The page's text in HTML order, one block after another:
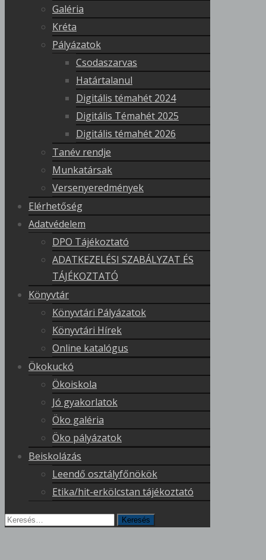
Galéria
Kréta
Pályázatok
Csodaszarvas
Határtalanul
Digitális témahét 2024
Digitális Témahét 2025
Digitális témahét 2026
Tanév rendje
Munkatársak
Versenyeredmények
Elérhetőség
Adatvédelem
DPO Tájékoztató
ADATKEZELÉSI SZABÁLYZAT ÉS
TÁJÉKOZTATÓ
Könyvtár
Könyvtári Pályázatok
Könyvtári Hírek
Online katalógus
Ökokuckó
Ökoiskola
Jó gyakorlatok
Öko galéria
Öko pályázatok
Beiskolázás
Leendő osztályfőnökök
Etika/hit-erkölcstan tájékoztató
Keresés